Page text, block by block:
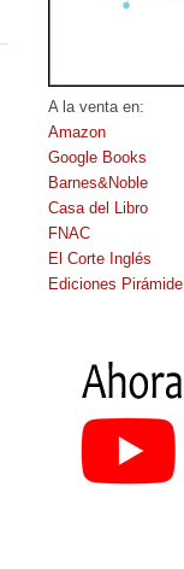
A la venta en:
Amazon
Google Books
Barnes&Noble
Casa del Libro
FNAC
El Corte Inglés
Ediciones Pirámide